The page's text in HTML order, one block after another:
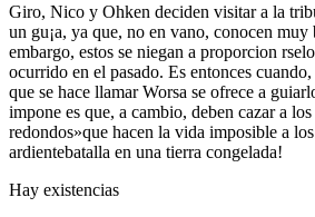
Giro, Nico y Ohken deciden visitar a la
un gu¡a, ya que, no en vano, conocen muy
embargo, estos se niegan a proporcion
ocurrido en el pasado. Es entonces
que se hace llamar Worsa se ofrece a
impone es que, a cambio, deben cazar a
redondos»que hacen la vida imposible a
ardientebatalla en una tierra congelada!
Hay existencias